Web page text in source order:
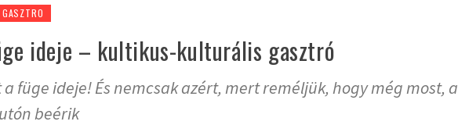
ideje – kultikus-kulturális gasztró
a füge ideje! És nemcsak azért, mert reméljük, hogy még most, a
beérik